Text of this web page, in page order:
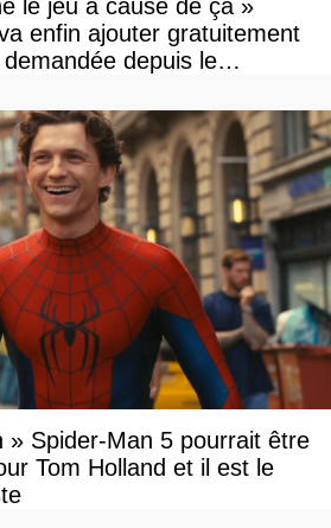
le jeu à cause de ça »
enfin ajouter gratuitement
depuis le
» Spider-Man 5 pourrait être
Tom Holland et il est le